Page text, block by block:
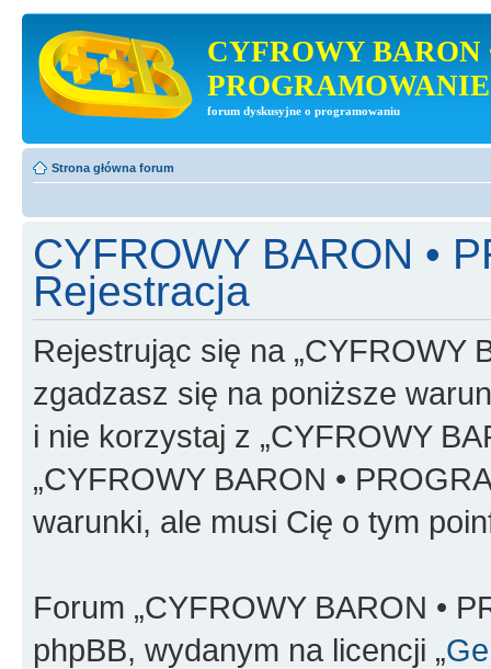
CYFROWY BARON
PROGRAMOWANIE
forum dyskusyjne o programowaniu
Strona główna forum
CYFROWY BARON •
Rejestracja
Rejestrując się na „CYFROWY
zgadzasz się na poniższe
i nie korzystaj z „CYFROWY
„CYFROWY BARON •
warunki, ale musi Cię o tym
Forum „CYFROWY BARON •
phpBB, wydanym na licencji „